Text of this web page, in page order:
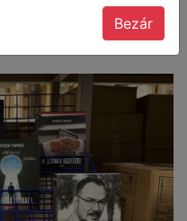
Bezár